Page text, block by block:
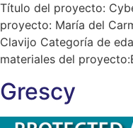
Título del proyecto:
proyecto: María del
Clavijo Categoría de
materiales del
Grescy